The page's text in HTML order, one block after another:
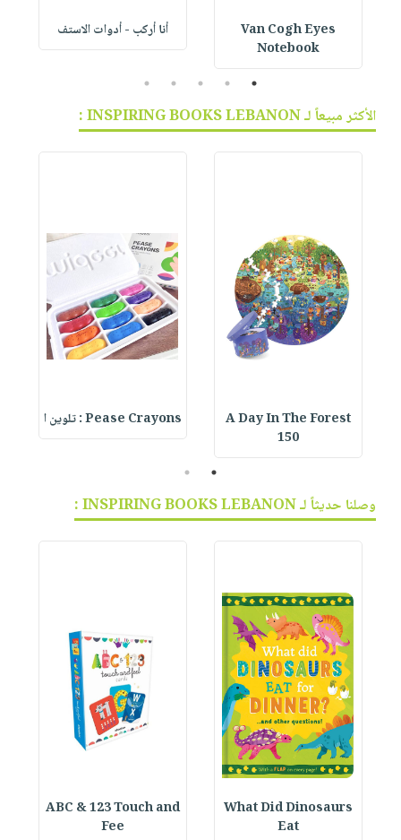
Van Cogh Eyes
Notebook
أنا أركب - أدوات الاستف
1
2
3
4
5
الأكثر مبيعاً لـ INSPIRING BOOKS LEBANON :
A Day In The Forest
150
Pease Crayons : تلوين ا
1
2
وصلنا حديثاً لـ INSPIRING BOOKS LEBANON :
What Did Dinosaurs
Eat
ABC & 123 Touch and
Fee